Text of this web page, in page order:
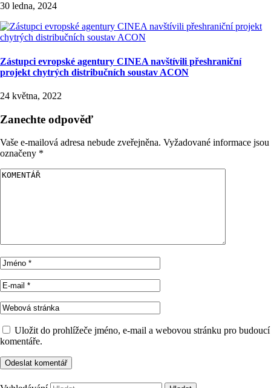
30 ledna, 2024
Zástupci evropské agentury CINEA navštívili přeshraniční
projekt chytrých distribučních soustav ACON
24 května, 2022
Zanechte odpověď
Vaše e-mailová adresa nebude zveřejněna. Vyžadované informace jsou
označeny *
Uložit do prohlížeče jméno, e-mail a webovou stránku pro budoucí
komentáře.